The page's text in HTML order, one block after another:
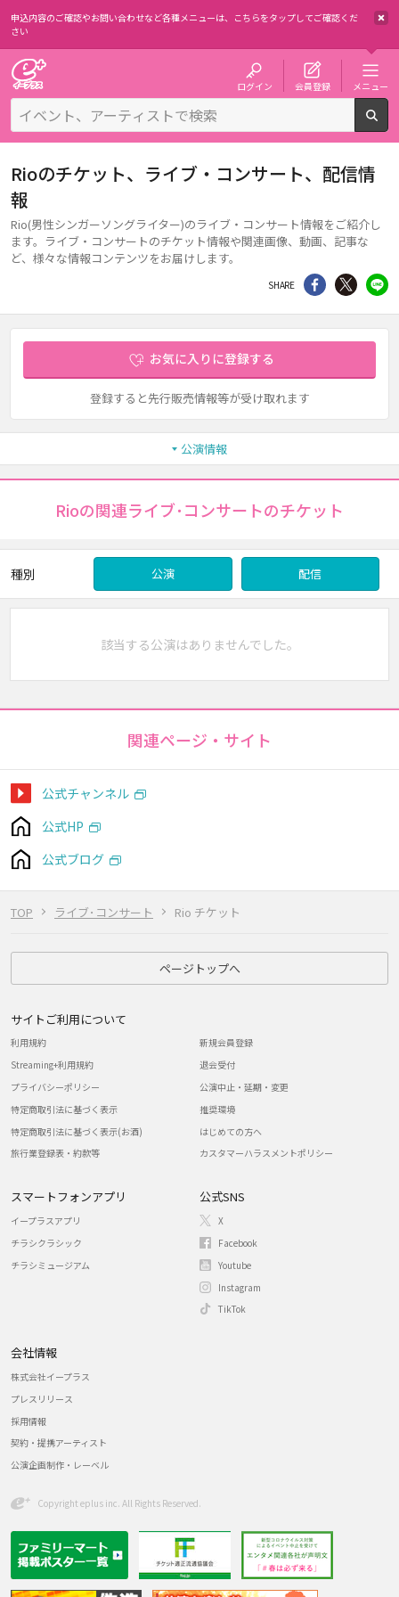
申込内容のご確認やお問い合わせなど各種メニューは、 こちらをタップしてご確認くだ
さい
ログイン 会員登録 メニュー
TOP ライブ･コンサート Rio チケット
Rioのチケット、ライブ・コンサート、配信情
報
Rio(男性シンガーソングライター)のライブ・コンサート情報をご紹介し
ます。ライブ・コンサートのチケット情報や関連画像、動画、記事な
ど、様々な情報コンテンツをお届けします。
SHARE シェア Twitter
お気に入りに登録する
登録すると先行販売情報等が受け取れます
公演情報
Rioの関連ライブ･コンサートのチケット
種別 公演 配信
該当する公演はありませんでした。
関連ページ・サイト
公式チャンネル
公式HP
公式ブログ
ページトップへ
サイトご利用について
利用規約
Streaming+利用規約
プライバシーポリシー
特定商取引法に基づく表示
特定商取引法に基づく表示(お酒)
旅行業登録表・約款等
新規会員登録
退会受付
公演中止・延期・変更
推奨環境
はじめての方へ
カスタマーハラスメントポリシー
スマートフォンアプリ
イープラスアプリ
チラシクラシック
チラシミュージアム
公式SNS
X
Facebook
Youtube
Instagram
TikTok
会社情報
株式会社イープラス
プレスリリース
採用情報
契約・提携アーティスト
公演企画制作・レーベル
Copyright eplus inc. All Rights Reserved.